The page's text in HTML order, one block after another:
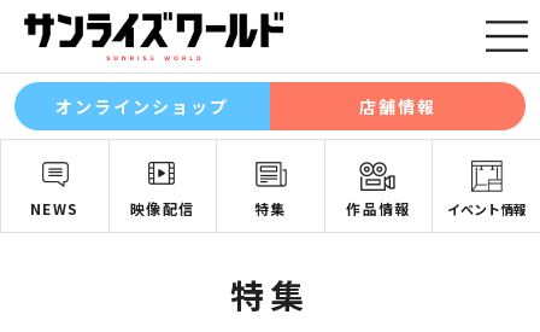
オンラインショップ 店舗情報
NEWS 映像配信 特集 作品情報 イベント情報
特集